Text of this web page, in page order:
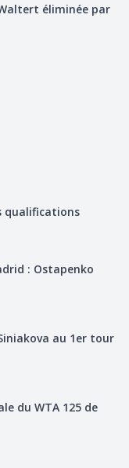
éliminée par
qualifications
: Ostapenko
au 1er tour
du WTA 125 de